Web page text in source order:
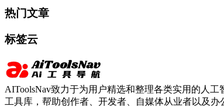
热门文章
标签云
AIToolsNav致力于为用户精选和整理各类实用的人
工具库，帮助创作者、开发者、自媒体从业者以及